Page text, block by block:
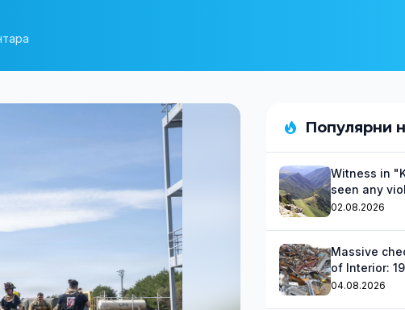
Популярни
Witness in
seen any
activities
02.08.2026
Massive
of Interior:
waste
04.08.2026